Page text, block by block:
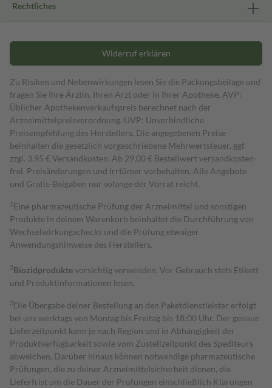
Rechtliches
Widerruf erklären
Zu Risiken und Nebenwirkungen lesen Sie die Packungsbeilage und
fragen Sie Ihre Ärztin, Ihren Arzt oder in Ihrer Apotheke. AVP:
Üblicher Apothekenverkaufspreis berechnet nach der
Arzneimittelpreisverordnung. UVP: Unverbindliche
Preisempfehlung des Herstellers. Die angegebenen Preise
beinhalten die gesetzlich vorgeschriebene Mehrwertsteuer, ggf.
zzgl. 3,95 € Versandkosten. Ab 29,00 € Bestell­wert versand­kosten­
frei. Preisänderungen und Irrtümer vorbehalten. Alle Angebote
und Gratis-Beigaben nur solange der Vorrat reicht.
1 Eine pharmazeutische Prüfung der Arzneimittel und sonstigen
Produkte in deinem Warenkorb beinhaltet die Durchführung von
Wechselwirkungschecks und die Prüfung etwaiger
Anwendungshinweise des Herstellers.
2Biozidproduktevorsichtig verwenden. Vor Gebrauch stets Etikett
und Produktinformationen lesen.
3Die Übergabe deiner Bestellung an den Paketdienstleister erfolgt
bei uns werktags von Montag bis Freitag bis 18:00 Uhr. Der genaue
Lieferzeitpunkt kann je nach Region und in Abhängigkeit der
Produktverfügbarkeit sowie vom Zustellzeitpunkt des Spediteurs
abweichen. Darüber hinaus können notwendige pharmazeutische
Prüfungen, die zu deiner Arzneimittelsicherheit dienen, die
Lieferfrist um die Dauer der Prüfungen einschließlich Klärungen